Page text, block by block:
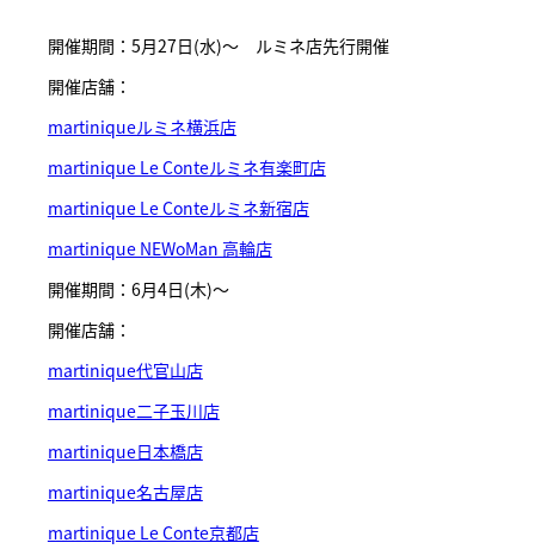
開催期間：5月27日(水)〜 ルミネ店先行開催
開催店舗：
martiniqueルミネ横浜店
martinique Le Conteルミネ有楽町店
martinique Le Conteルミネ新宿店
martinique NEWoMan 高輪店
開催期間：6月4日(木)～
開催店舗：
martinique代官山店
martinique二子玉川店
martinique日本橋店
martinique名古屋店
martinique Le Conte京都店